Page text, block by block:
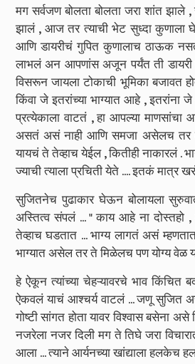
मग सर्वजण बोलता बोलता जरा शांत
झालं , आज तर त्याची भेट सुध्दा कुणाला
आणि डायरीचं गुपित कुणालाच ठाऊक
लाभलं अन आपणांस अजून पर्यंत ती डायरी
विसरून जायला टोकाची भूमिका बजावत
किंवा जे इतरांच्या भाग्यात आहे ,
प्रत्येकाला वाटतं , हा आपल्या माणसांचा
असतं असं नाही आणि समजा असेलच तर
यायचं ते तेव्हाच येईल , कितीही नाकारलं .
ज्याची त्याला प्रचिती येते .... इतकं मात्र
सुजितनेच पुढाकार घेऊन बोलायला
अस्तित्व संपलं ... " काय आहे ना दोस्तहो ,
तेव्हाच घडतात ... भाग्य लागतं असं
भाग्यात असेल तर ते मिळेलच पण योग्य वेळ
हे ऐकून त्यांच्या चेहऱ्यावरचे भाव किंचित
ऐकवलं याचं आश्चर्य वाटलं ... जणू सुजित अस
गोष्टी सांगत होता यावर विश्वास बसेना
नजरेला नजर दिली मग ते तिघे जरा
आला ... त्याने आर्यनच्या खांद्याला हलकेच